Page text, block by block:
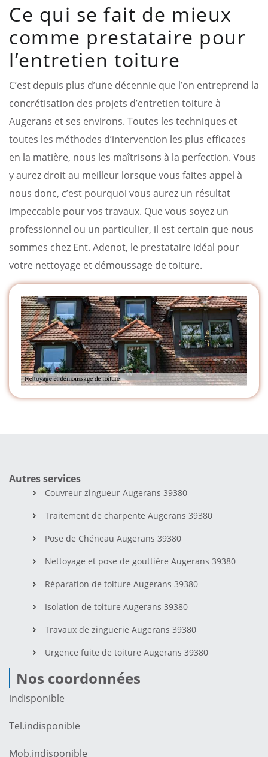
Ce qui se fait de mieux
comme prestataire pour
l’entretien toiture
C’est depuis plus d’une décennie que l’on entreprend la
concrétisation des projets d’entretien toiture à
Augerans et ses environs. Toutes les techniques et
toutes les méthodes d’intervention les plus efficaces
en la matière, nous les maîtrisons à la perfection. Vous
y aurez droit au meilleur lorsque vous faites appel à
nous donc, c’est pourquoi vous aurez un résultat
impeccable pour vos travaux. Que vous soyez un
professionnel ou un particulier, il est certain que nous
sommes chez Ent. Adenot, le prestataire idéal pour
votre nettoyage et démoussage de toiture.
Autres services
Couvreur zingueur Augerans 39380
Traitement de charpente Augerans 39380
Pose de Chéneau Augerans 39380
Nettoyage et pose de gouttière Augerans 39380
Réparation de toiture Augerans 39380
Isolation de toiture Augerans 39380
Travaux de zinguerie Augerans 39380
Urgence fuite de toiture Augerans 39380
Nos coordonnées
indisponible
Tel.indisponible
Mob.indisponible